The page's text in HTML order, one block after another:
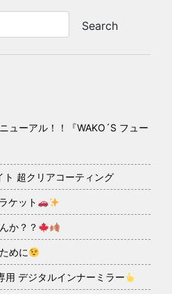
ューアル！！『WAKO´S フュー
ト 超クリアコーティング
ケット
か？？
めに
用 デジタルインナーミラー